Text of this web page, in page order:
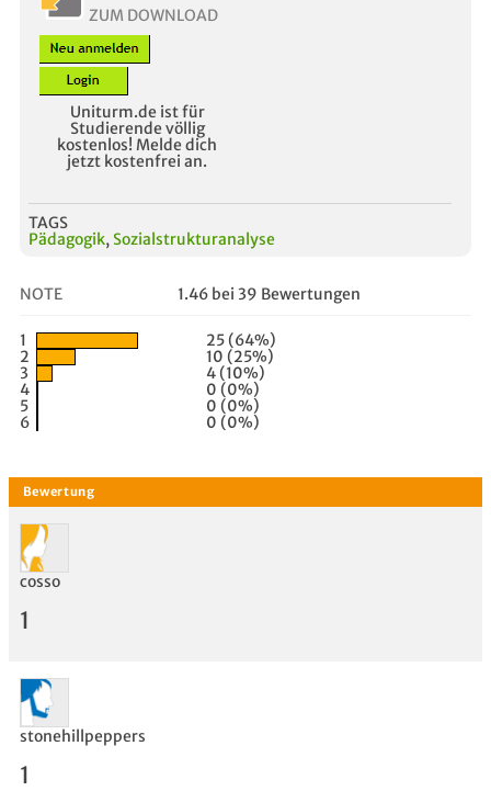
ZUM DOWNLOAD
Uniturm.de ist für
Studierende völlig
kostenlos! Melde dich
jetzt kostenfrei an.
TAGS
Pädagogik, Sozialstrukturanalyse
NOTE 1.46 bei 39 Bewertungen
1
25 (64%)
2
10 (25%)
3
4 (10%)
4
0 (0%)
5
0 (0%)
6
0 (0%)
cosso
1
stonehillpeppers
1